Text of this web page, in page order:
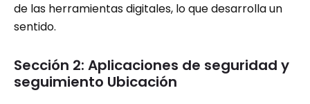
de las herramientas digitales, lo que desarrolla un
sentido.
Sección 2: Aplicaciones de seguridad y
seguimiento Ubicación